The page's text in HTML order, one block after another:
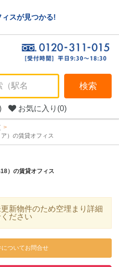
スが見つかる!
検索
お気に入り (0)
）の賃貸オフィス
）の賃貸オフィス
新物件のため空埋まり詳細
ださい
ついてお問合せ